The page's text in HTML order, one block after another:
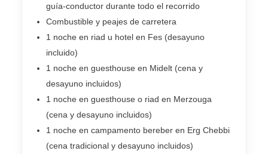
guía-conductor durante todo el recorrido
Combustible y peajes de carretera
1 noche en riad u hotel en Fes (desayuno
incluido)
1 noche en guesthouse en Midelt (cena y
desayuno incluidos)
1 noche en guesthouse o riad en Merzouga
(cena y desayuno incluidos)
1 noche en campamento bereber en Erg Chebbi
(cena tradicional y desayuno incluidos)